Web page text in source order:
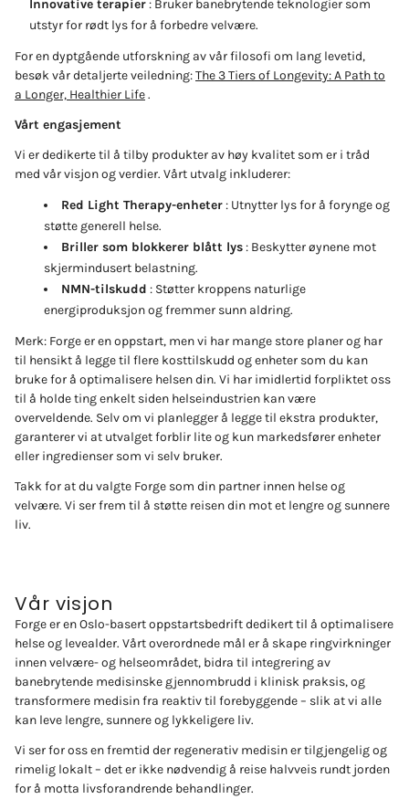
Innovative terapier: Bruker banebrytende teknologier som
utstyr for rødt lys for å forbedre velvære.
For en dyptgående utforskning av vår filosofi om lang levetid,
besøk vår detaljerte veiledning:The 3 Tiers of Longevity: A Path to
a Longer, Healthier Life.
Vårt engasjement
Vi er dedikerte til å tilby produkter av høy kvalitet som er i tråd
med vår visjon og verdier. Vårt utvalg inkluderer:
Red Light Therapy-enheter: Utnytter lys for å forynge og
støtte generell helse.
Briller som blokkerer blått lys: Beskytter øynene mot
skjermindusert belastning.
NMN-tilskudd : Støtter kroppens naturlige
energiproduksjon og fremmer sunn aldring.
Merk: Forge er en oppstart, men vi har mange store planer og har
til hensikt å legge til flere kosttilskudd og enheter som du kan
bruke for å optimalisere helsen din. Vi har imidlertid forpliktet oss
til å holde ting enkelt siden helseindustrien kan være
overveldende. Selv om vi planlegger å legge til ekstra produkter,
garanterer vi at utvalget forblir lite og kun markedsfører enheter
eller ingredienser som vi selv bruker.
Takk for at du valgte Forge som din partner innen helse og
velvære. Vi ser frem til å støtte reisen din mot et lengre og sunnere
liv.
Vår visjon
Forge er en Oslo-basert oppstartsbedrift dedikert til å optimalisere
helse og levealder. Vårt overordnede mål er å skape ringvirkninger
innen velvære- og helseområdet, bidra til integrering av
banebrytende medisinske gjennombrudd i klinisk praksis, og
transformere medisin fra reaktiv til forebyggende – slik at vi alle
kan leve lengre, sunnere og lykkeligere liv.
Vi ser for oss en fremtid der regenerativ medisin er tilgjengelig og
rimelig lokalt – det er ikke nødvendig å reise halvveis rundt jorden
for å motta livsforandrende behandlinger.